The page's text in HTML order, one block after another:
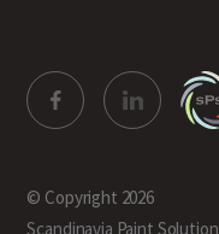
© Copyright 2026
Scandinavia Paint Solution